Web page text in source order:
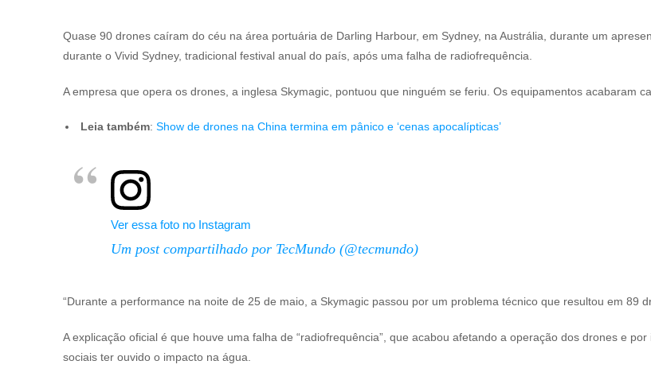
Quase 90 drones caíram do céu na área portuária de Darling Harbour, em Sydney, na Austrália, durante um
durante o Vivid Sydney, tradicional festival anual do país, após uma falha de radiofrequência.
A empresa que opera os drones, a inglesa Skymagic, pontuou que ninguém se feriu. Os equipamentos acabaram
Leia também: Show de drones na China termina em pânico e ‘cenas apocalípticas’
Ver essa foto no Instagram
Um post compartilhado por TecMundo (@tecmundo)
“Durante a performance na noite de 25 de maio, a Skymagic passou por um problema técnico que resultou em 89
A explicação oficial é que houve uma falha de “radiofrequência”, que acabou afetando a operação dos drones e
sociais ter ouvido o impacto na água.